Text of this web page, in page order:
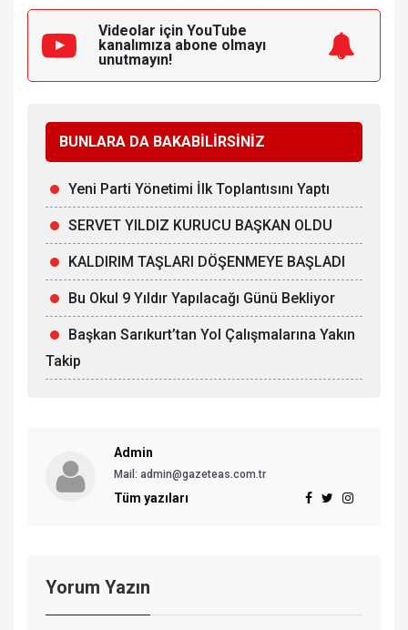
Videolar için YouTube
kanalımıza abone olmayı
unutmayın!
BUNLARA DA BAKABİLİRSİNİZ
Yeni Parti Yönetimi İlk Toplantısını Yaptı
SERVET YILDIZ KURUCU BAŞKAN OLDU
KALDIRIM TAŞLARI DÖŞENMEYE BAŞLADI
Bu Okul 9 Yıldır Yapılacağı Günü Bekliyor
Başkan Sarıkurt’tan Yol Çalışmalarına Yakın
Takip
Admin
Mail: admin@gazeteas.com.tr
Tüm yazıları
Yorum Yazın